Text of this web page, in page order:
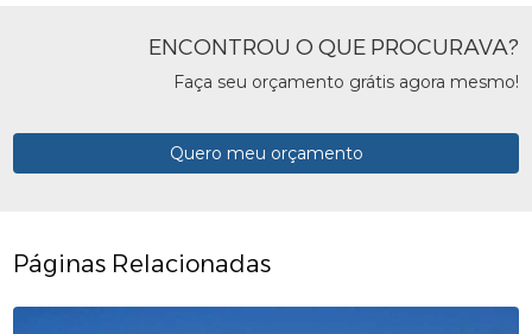
ENCONTROU O QUE PROCURAVA?
Faça seu orçamento grátis agora mesmo!
Quero meu orçamento
Páginas Relacionadas